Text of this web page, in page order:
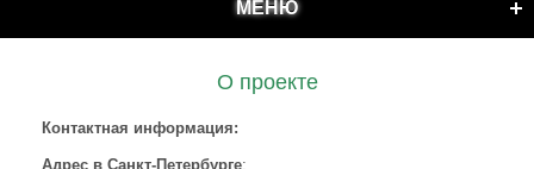
МЕНЮ
О проекте
Контактная информация:
Адрес в Санкт-Петербурге: